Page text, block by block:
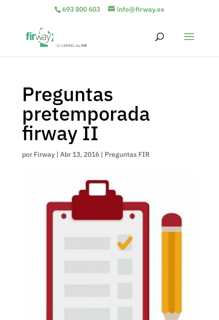
693 800 603 info@firway.es
Preguntas
pretemporada
firway II
por Firway| Abr 13, 2016| Preguntas FIR